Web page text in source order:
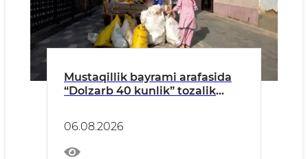
Mustaqillik bayrami arafasida
“Dolzarb 40 kunlik” tozalik
06.08.2026